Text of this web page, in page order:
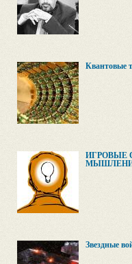
Квантовые
ИГРОВЫЕ
Звездные